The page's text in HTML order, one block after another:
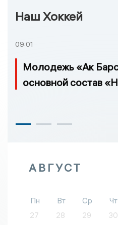
Наш Хоккей
09:01
Молодежь «Ак
основной состав
АВГУСТ
Пн Вт Ср Чт
27
28 29 30